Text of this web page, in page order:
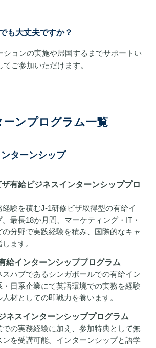
も大丈夫ですか？
ションの実施や帰国するまでサポートい
ご参加いただけます。
ーンプログラム一覧
ターンシップ
有給ビジネスインターンシッププロ
経験を積むJ-1研修ビザ取得型の有給イ
最長18か月間、マーケティング・IT・
の分野で実践経験を積み、国際的なキャ
ます。
給インターンシッププログラム
スハブであるシンガポールでの有給イン
・日系企業にて英語環境での実務を経験
材としての即戦力を養います。
ネスインターンシッププログラム
での実務経験に加え、参加特典として無
を受講可能。インターンシップと語学